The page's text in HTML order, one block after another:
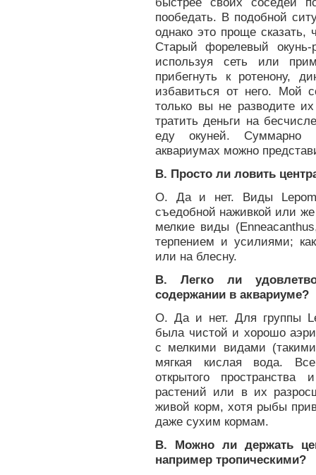
пообедать. В подобной
однако это проще
Старый форелевый
используя сеть или
прибегнуть к ротенону,
избавиться от него. Мой
только вы не разводите
тратить деньги на
еду окуней. Суммарно
аквариумах можно
В. Просто ли ловить
О. Да и нет. Виды
съедобной наживкой или
мелкие виды
терпением и усилиями;
или на блесну.
В. Легко ли
содержании в аквариуме?
О. Да и нет. Для группы
была чистой и хорошо
с мелкими видами
мягкая кислая вода.
открытого
растений или в их
живой корм, хотя рыбы
даже сухим кормам.
В. Можно ли держать
например тропическими?